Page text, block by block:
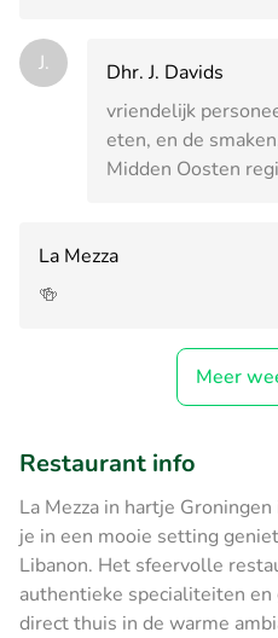
J.
Dhr. J. Davids
vriendelijk
eten, en de
Midden Oosten
La Mezza
🍻
Meer
Restaurant info
La Mezza in hartje
je in een mooie setting
Libanon. Het sfeervolle
authentieke specialiteiten en
direct thuis in de warme